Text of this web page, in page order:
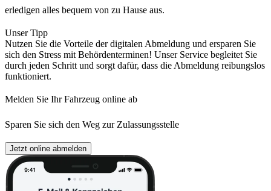
erledigen alles bequem von zu Hause aus.
Unser Tipp
Nutzen Sie die Vorteile der digitalen Abmeldung und ersparen Sie
sich den Stress mit Behördenterminen! Unser Service begleitet Sie
durch jeden Schritt und sorgt dafür, dass die Abmeldung reibungslos
funktioniert.
Melden Sie Ihr Fahrzeug online ab
Sparen Sie sich den Weg zur Zulassungsstelle
Jetzt online abmelden